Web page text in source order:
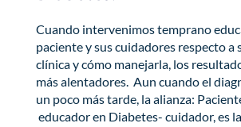
Cuando intervenimos temprano
paciente y sus cuidadores respecto a
clínica y cómo manejarla, los
más alentadores. Aun cuando el
un poco más tarde, la alianza:
educador en Diabetes- cuidador, es